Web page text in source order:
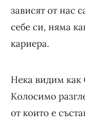
зависят от нас
себе си, няма
кариера.
Нека видим
Колосимо
от които е